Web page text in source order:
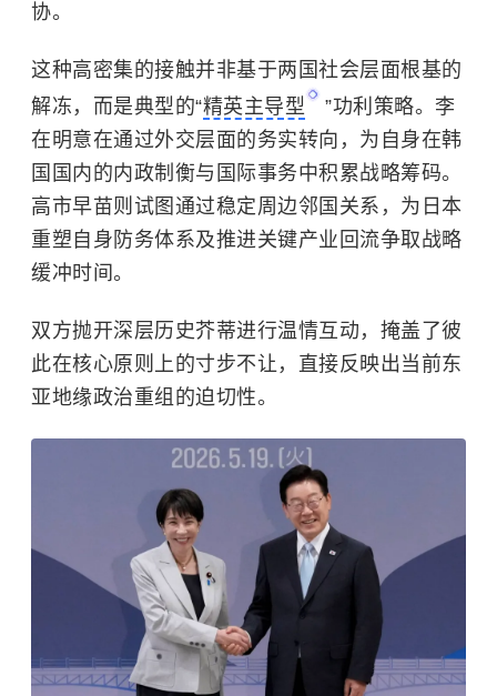
协。
这种高密集的接触并非基于两国社会层面根基的
解冻，而是典型的“精英主导型
”功利策略。李
在明意在通过外交层面的务实转向，为自身在韩
国国内的内政制衡与国际事务中积累战略筹码。
高市早苗则试图通过稳定周边邻国关系，为日本
重塑自身防务体系及推进关键产业回流争取战略
缓冲时间。
双方抛开深层历史芥蒂进行温情互动，掩盖了彼
此在核心原则上的寸步不让，直接反映出当前东
亚地缘政治重组的迫切性。